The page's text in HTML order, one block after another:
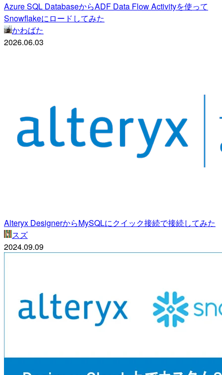
Azure SQL DatabaseからADF Data Flow Activityを使って
Snowflakeにロードしてみた
かわばた
2026.06.03
Alteryx DesignerからMySQLにクイック接続で接続してみた
スズ
2024.09.09